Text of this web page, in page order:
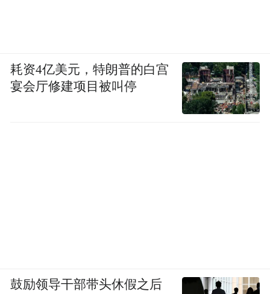
耗资4亿美元，特朗普的白宫
宴会厅修建项目被叫停
鼓励领导干部带头休假之后